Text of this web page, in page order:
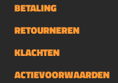
BETALING
RETOURNEREN
KLACHTEN
ACTIEVOORWAARDEN